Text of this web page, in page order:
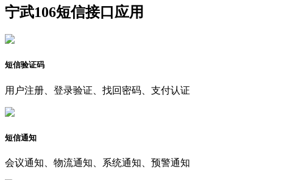
宁武106短信接口应用
短信验证码
用户注册、登录验证、找回密码、支付认证
短信通知
会议通知、物流通知、系统通知、预警通知